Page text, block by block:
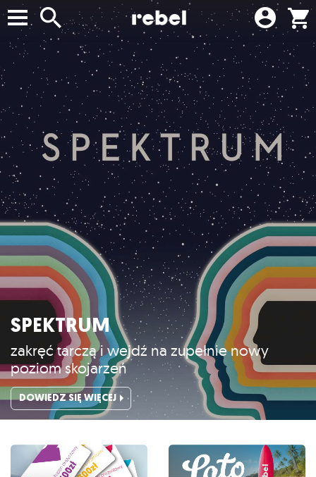
SPEKTRUM
zakręć tarczą i wejdź na zupełnie nowy
poziom skojarzeń
DOWIEDZ SIĘ WIĘCEJ